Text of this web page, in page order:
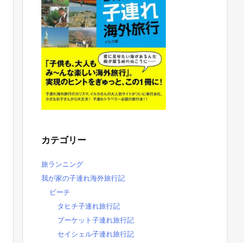
カテゴリー
旅ランニング
我が家の子連れ海外旅行記
ビーチ
タヒチ子連れ旅行記
プーケット子連れ旅行記
セイシェル子連れ旅行記